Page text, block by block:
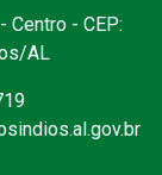
Centro - CEP:
AL